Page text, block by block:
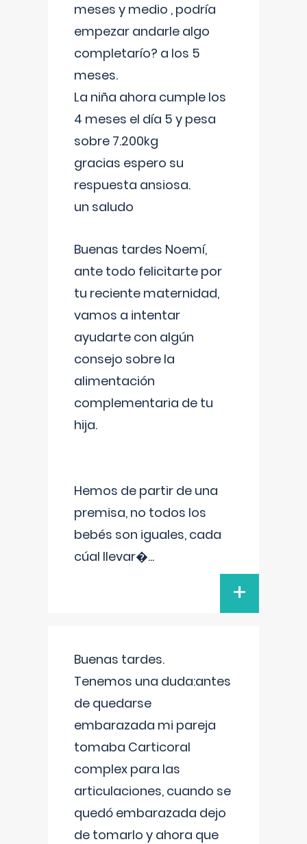
meses y medio , podría
empezar andarle algo
completarío? a los 5
meses.
La niña ahora cumple los
4 meses el día 5 y pesa
sobre 7.200kg
gracias espero su
respuesta ansiosa.
un saludo
Buenas tardes Noemí,
ante todo felicitarte por
tu reciente maternidad,
vamos a intentar
ayudarte con algún
consejo sobre la
alimentación
complementaria de tu
hija.
Hemos de partir de una
premisa, no todos los
bebés son iguales, cada
cúal llevar�...
+
Buenas tardes.
Tenemos una duda:antes
de quedarse
embarazada mi pareja
tomaba Carticoral
complex para las
articulaciones, cuando se
quedó embarazada dejo
de tomarlo y ahora que